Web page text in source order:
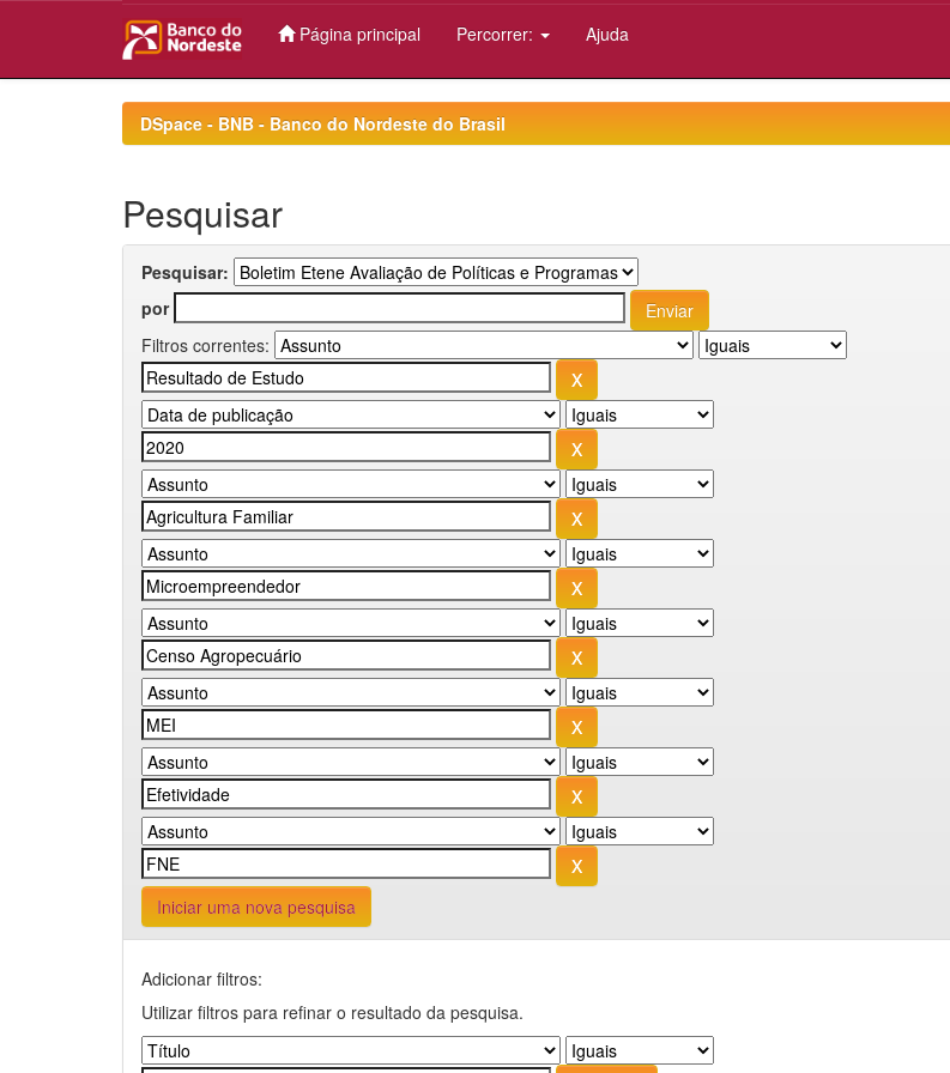
Página principal Percorrer: Ajuda
DSpace - BNB - Banco do Nordeste do Brasil
Pesquisar
Pesquisar:
por
Filtros correntes:
Iniciar uma nova pesquisa
Adicionar filtros:
Utilizar filtros para refinar o resultado da pesquisa.